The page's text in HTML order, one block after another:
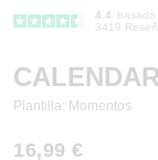
4.4
basado
3419
Plantilla: Momentos
16,99 €